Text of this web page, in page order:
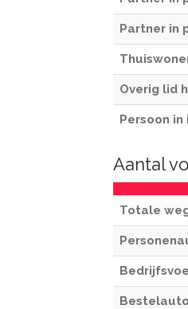
Partner in
Overig lid
Persoon
Aantal
Totale